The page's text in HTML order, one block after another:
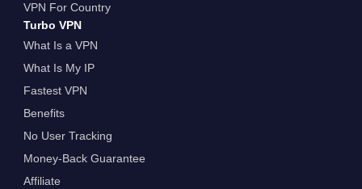
VPN For Country
Turbo VPN
What Is a VPN
What Is My IP
Fastest VPN
Benefits
No User Tracking
Money-Back Guarantee
Affiliate